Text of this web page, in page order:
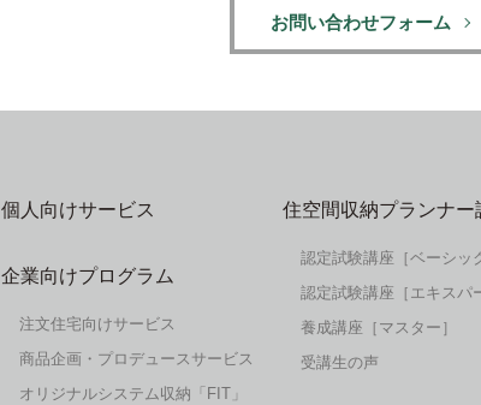
お問い合わせフォーム
個人向けサービス
企業向けプログラム
注文住宅向けサービス
商品企画・プロデュースサービス
オリジナルシステム収納「FIT」
住空間収納プランナー
認定試験講座［ベーシッ
認定試験講座［エキスパ
養成講座［マスター］
受講生の声